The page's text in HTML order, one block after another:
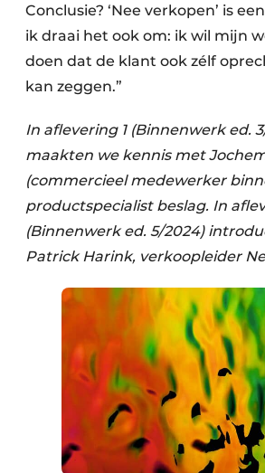
Conclusie? ‘Nee verkopen’ is een
ik draai het ook om: ik wil mijn
doen dat de klant ook zélf
kan zeggen.”
In aflevering 1 (Binnenwerk ed.
maakten we kennis met
(commercieel medewerker
productspecialist beslag. In
(Binnenwerk ed. 5/2024)
Patrick Harink, verkoopleider